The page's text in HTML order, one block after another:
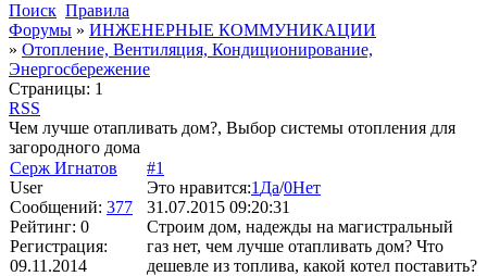
Поиск Правила
Форумы » ИНЖЕНЕРНЫЕ КОММУНИКАЦИИ
» Отопление, Вентиляция, Кондиционирование,
Энергосбережение
Страницы: 1
RSS
Чем лучше отапливать дом?, Выбор системы отопления для
загородного дома
Серж Игнатов
User
Сообщений: 377
Рейтинг: 0
Регистрация:
09.11.2014
#1
Это нравится:1 Да/0Нет
31.07.2015 09:20:31
Строим дом, надежды на магистральный
газ нет, чем лучше отапливать дом? Что
дешевле из топлива, какой котел поставить?